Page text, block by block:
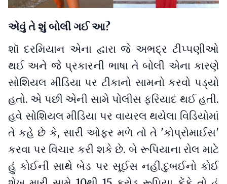
એવું તે શું બોલી ગઈ આ?
શૉ દરમિયાન એના દ્વારા જે અભદ્ર ટીપ્પણીઓ
થઈ અને જે પ્રકારની ભાષા તે બોલી એના કારણે
સોશિયલ મીડિયા પર ટીકાનો સામનો કરવો પડ્યો
હતો. એ પછી એની સામે પોલીસ ફરિયાદ થઈ હતી.
હવે સોશિયલ મીડિયા પર વાયરલ થયેલા વિડિયોમાં
તે કહે છે કે, સારી ઓફર મળે તો તે 'કોપ્રોમાઈસ'
કરવા પર વિચાર કરી શકે છે. બે રૂપિયાના રોલ માટે
હું કોઈની સાથે બેડ પર સૂઈસ નહીં.દુબઈનો કોઈ